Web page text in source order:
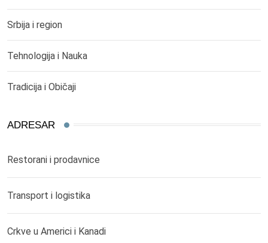
Srbija i region
Tehnologija i Nauka
Tradicija i Običaji
ADRESAR
Restorani i prodavnice
Transport i logistika
Crkve u Americi i Kanadi